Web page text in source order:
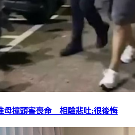
母撞頭害喪命 相驗悲吐:很後悔